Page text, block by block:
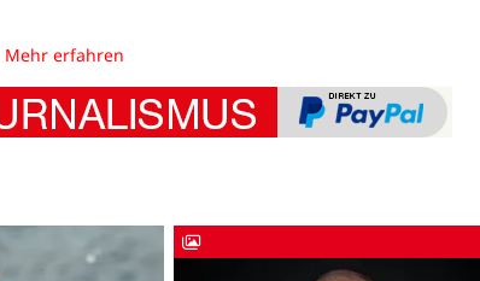
Mehr erfahren